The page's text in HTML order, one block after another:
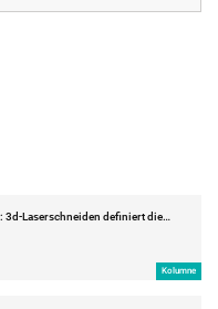
3d-Laserschneiden definiert die…
Kolumne